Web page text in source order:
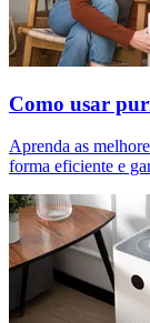
Como usar
Aprenda as
forma eficiente e